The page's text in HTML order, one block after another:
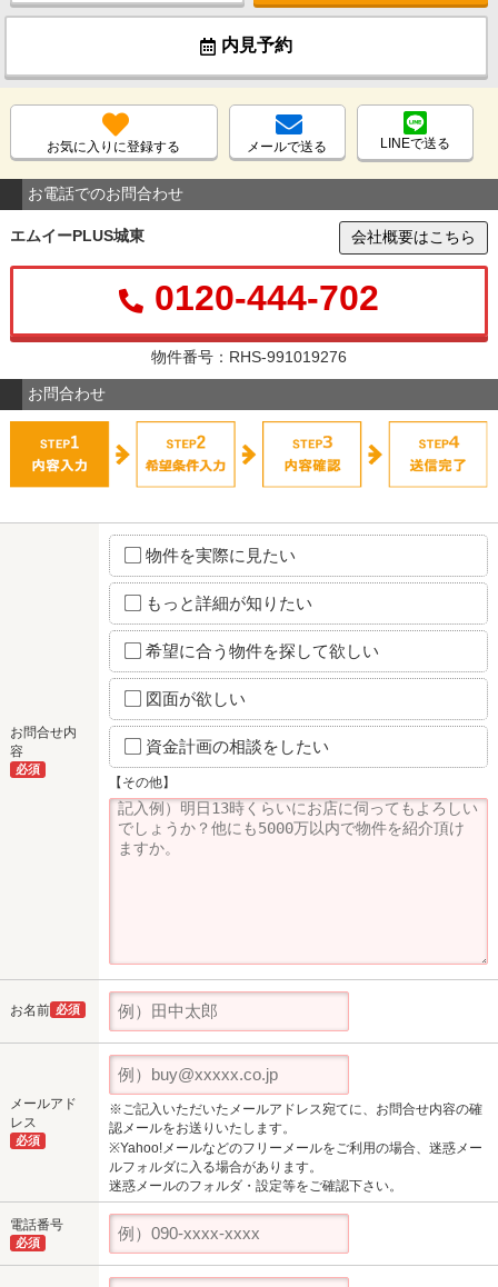
内見予約
お気に入りに登録する メールで送る LINEで送る
お電話でのお問合わせ
エムイーPLUS城東 会社概要はこちら
0120-444-702
物件番号：RHS-991019276
お問合わせ
お問合せ内
容
必須
物件を実際に見たい
もっと詳細が知りたい
希望に合う物件を探して欲しい
図面が欲しい
資金計画の相談をしたい
【その他】
お名前 必須
メールアド
レス
必須
※ご記入いただいたメールアドレス宛てに、お問合せ内容の確
認メールをお送りいたします。
※Yahoo!メールなどのフリーメールをご利用の場合、迷惑メー
ルフォルダに入る場合があります。
迷惑メールのフォルダ・設定等をご確認下さい。
電話番号
必須